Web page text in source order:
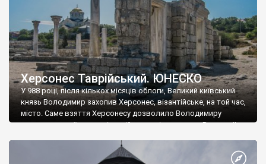
Херсонес Таврійський. ЮНЕСКО
У 988 році, після кількох місяців облоги, Великий київський
князь Володимир захопив Херсонес, візантійське, на той час,
місто. Саме взяття Херсонесу дозволило Володимиру
диктувати свої умови візантійському імператору Василю ІІ, та
Херсонесі Володимир-язичник, став Василем-християнином.
А потім було Хрещення Русі. На честь Херсонесу Таврійського